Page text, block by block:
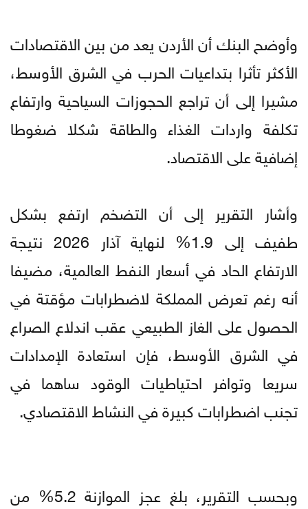
وأوضح البنك أن الأردن يعد من بين الاقتصادات
الأكثر تأثرا بتداعيات الحرب في الشرق الأوسط،
مشيرا إلى أن تراجع الحجوزات السياحية وارتفاع
تكلفة واردات الغذاء والطاقة شكلا ضغوطا
إضافية على الاقتصاد.
وأشار التقرير إلى أن التضخم ارتفع بشكل
طفيف إلى 1.9% لنهاية آذار 2026 نتيجة
الارتفاع الحاد في أسعار النفط العالمية، مضيفا
أنه رغم تعرض المملكة لاضطرابات مؤقتة في
الحصول على الغاز الطبيعي عقب اندلاع الصراع
في الشرق الأوسط، فإن استعادة الإمدادات
سريعا وتوافر احتياطيات الوقود ساهما في
تجنب اضطرابات كبيرة في النشاط الاقتصادي.
وبحسب التقرير، بلغ عجز الموازنة 5.2% من